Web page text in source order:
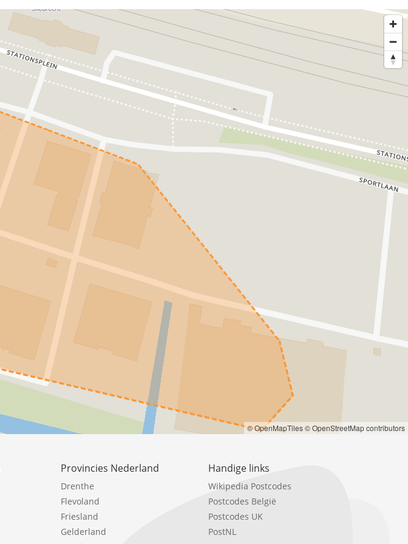
© OpenMapTiles© OpenStreetMap contributors
Provincies Nederland
Drenthe
Flevoland
Friesland
Gelderland
Handige links
Wikipedia Postcodes
Postcodes België
Postcodes UK
PostNL